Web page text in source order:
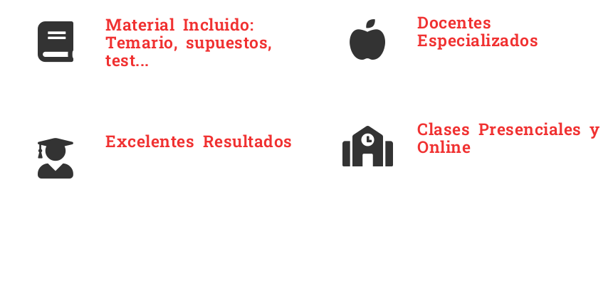
Material Incluido:
Temario, supuestos,
test...
Excelentes Resultados
Docentes
Especializados
Clases Presenciales y
Online